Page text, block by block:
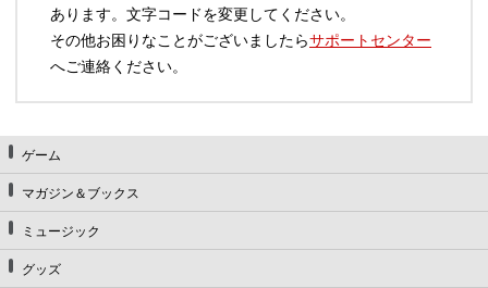
あります。文字コードを変更してください。
その他お困りなことがございましたらサポートセンター
へご連絡ください。
ゲーム
マガジン＆ブックス
ミュージック
グッズ